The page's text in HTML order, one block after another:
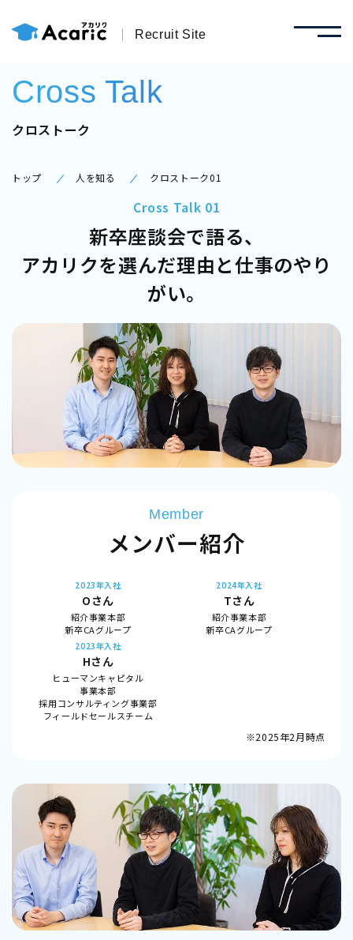
Recruit Site
Cross Talk
クロストーク
トップ 人を知る クロストーク01
Cross Talk 01
新卒座談会で語る、
アカリクを選んだ理由と仕事のやり
がい。
Member
メンバー紹介
2023年入社
Oさん
紹介事業本部
新卒CAグループ
2024年入社
Tさん
紹介事業本部
新卒CAグループ
2023年入社
Hさん
ヒューマンキャピタル
事業本部
採用コンサルティング事業部
フィールドセールスチーム
2025年2月時点